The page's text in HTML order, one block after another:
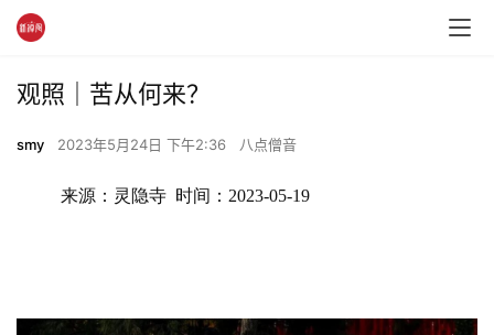
观照｜苦从何来？
smy 2023年5月24日 下午2:36 八点僧音
来源：灵隐寺  时间：2023-05-19